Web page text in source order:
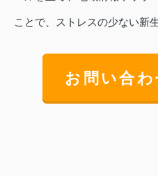
ことで、ストレスの少ない新
お問い合